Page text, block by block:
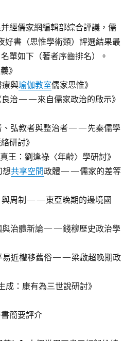
經儒家網編輯部綜合評議，儒
好書（思惟學術類）評選結果最
單如下（著者序齒排名）。
》
療與瑜伽教室儒家思惟》
良治——來自儒家政治的啟示》
、弘教者與整治者——先秦儒學
研討》
王：劉逢祿〈年齡〉學研討》
想共享空間政體——儒家的差等
與周制——東亞晚期的邊境國
與治體新論——錢穆歷史政治學
易近權移舊俗——梁啟超晚期政
成：康有為三世說研討》
簡要評介